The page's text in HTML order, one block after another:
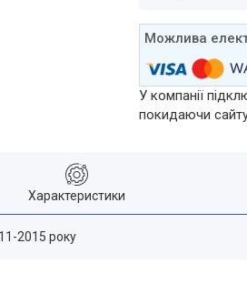
У компанії
покидаючи
Характеристики
2015 року